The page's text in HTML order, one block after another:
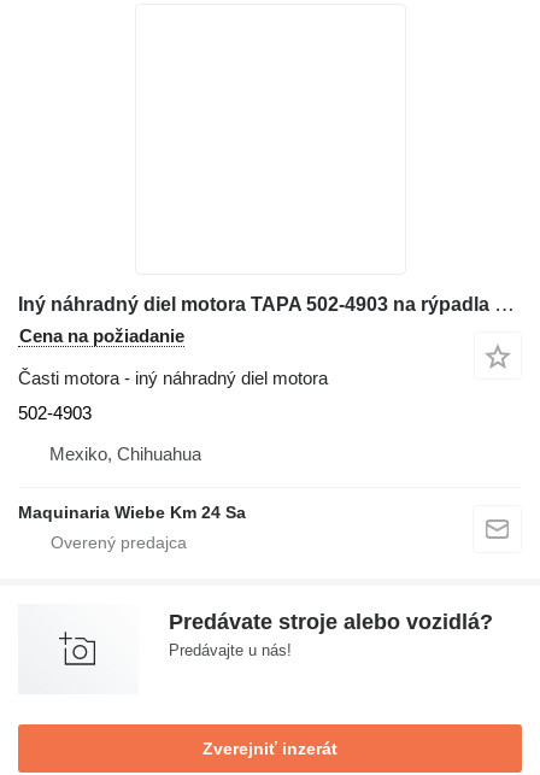
Iný náhradný diel motora TAPA 502-4903 na rýpadla Caterpillar 329EL
Cena na požiadanie
Časti motora - iný náhradný diel motora
502-4903
Mexiko, Chihuahua
Maquinaria Wiebe Km 24 Sa
Predávate stroje alebo vozidlá?
Predávajte u nás!
Zverejniť inzerát